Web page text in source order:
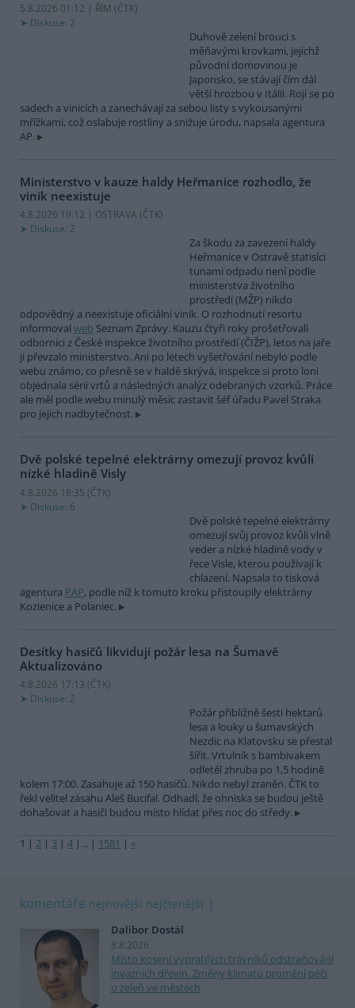
5.8.2026 01:12 | ŘÍM (ČTK)
Diskuse: 2
Duhově zelení brouci s
měňavými krovkami, jejichž
původní domovinou je
Japonsko, se stávají čím dál
větší hrozbou v Itálii. Rojí se po
sadech a vinicích a zanechávají za sebou listy s vykousanými
mřížkami, což oslabuje rostliny a snižuje úrodu, napsala agentura
AP.
Ministerstvo v kauze haldy Heřmanice rozhodlo, že
viník neexistuje
4.8.2026 19:12 | OSTRAVA (ČTK)
Diskuse: 2
Za škodu za zavezení haldy
Heřmanice v Ostravě statisíci
tunami odpadu není podle
ministerstva životního
prostředí (MŽP) nikdo
odpovědný a neexistuje oficiální viník. O rozhodnutí resortu
informoval web Seznam Zprávy. Kauzu čtyři roky prošetřovali
odborníci z České inspekce životního prostředí (ČIŽP), letos na jaře
ji převzalo ministerstvo. Ani po letech vyšetřování nebylo podle
webu známo, co přesně se v haldě skrývá, inspekce si proto loni
objednala sérii vrtů a následných analýz odebraných vzorků. Práce
ale měl podle webu minulý měsíc zastavit šéf úřadu Pavel Straka
pro jejich nadbytečnost.
Dvě polské tepelné elektrárny omezují provoz kvůli
nízké hladině Visly
4.8.2026 18:35 (ČTK)
Diskuse: 6
Dvě polské tepelné elektrárny
omezují svůj provoz kvůli vlně
veder a nízké hladině vody v
řece Visle, kterou používají k
chlazení. Napsala to tisková
agentura PAP, podle níž k tomuto kroku přistoupily elektrárny
Kozienice a Polaniec.
Desítky hasičů likvidují požár lesa na Šumavě
Aktualizováno
4.8.2026 17:13 (ČTK)
Diskuse: 2
Požár přibližně šesti hektarů
lesa a louky u šumavských
Nezdic na Klatovsku se přestal
šířit. Vrtulník s bambivakem
odletěl zhruba po 1,5 hodině
kolem 17:00. Zasahuje až 150 hasičů. Nikdo nebyl zraněn. ČTK to
řekl velitel zásahu Aleš Bucifal. Odhadl, že ohniska se budou ještě
dohašovat a hasiči budou místo hlídat přes noc do středy.
1 | 2 | 3 | 4 | .. | 1581 | »
komentáře nejnovější nejčtenější
Dalibor Dostál
8.8.2026
Místo kosení vyprahlých trávníků odstraňování
invazních dřevin. Změny klimatu promění péči
o zeleň ve městech